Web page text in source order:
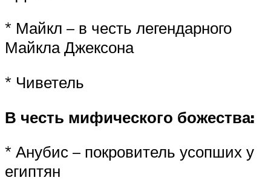
* Майкл – в честь легендарного
Майкла Джексона
* Чиветель
В честь мифического божества:
* Анубис – покровитель усопших у
египтян